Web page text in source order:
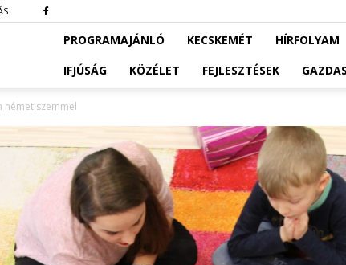
PROGRAMAJÁNLÓ KECSKEMÉT
HÍRFOLYAM
IFJÚSÁG
KÖZÉLET FEJLESZTÉSEK
német szemmel